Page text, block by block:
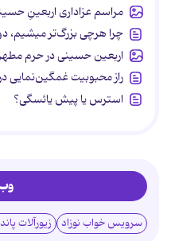
مراسم عزاداری اربعینِ
چرا هرچی بزرگ‌تر میشیم،
اربعین حسینی در حرم مطهر
راز محبوبیت غمگین‌نمایی
استرس یا پیش یائسگی؟
سرویس خواب نوزاد زیورآلات